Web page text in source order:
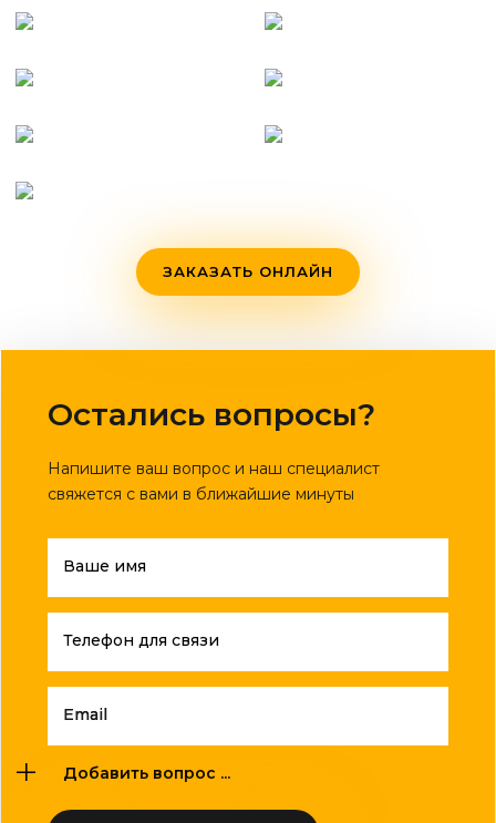
ЗАКАЗАТЬ ОНЛАЙН
Остались вопросы?
Напишите ваш вопрос и наш специалист
свяжется с вами в ближайшие минуты
Ваше имя
Телефон для связи
Email
Добавить вопрос ...